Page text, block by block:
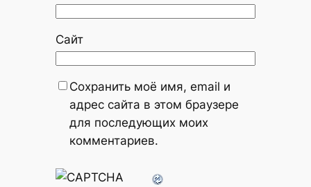
Сайт
Сохранить моё имя, email и
адрес сайта в этом браузере
для последующих моих
комментариев.